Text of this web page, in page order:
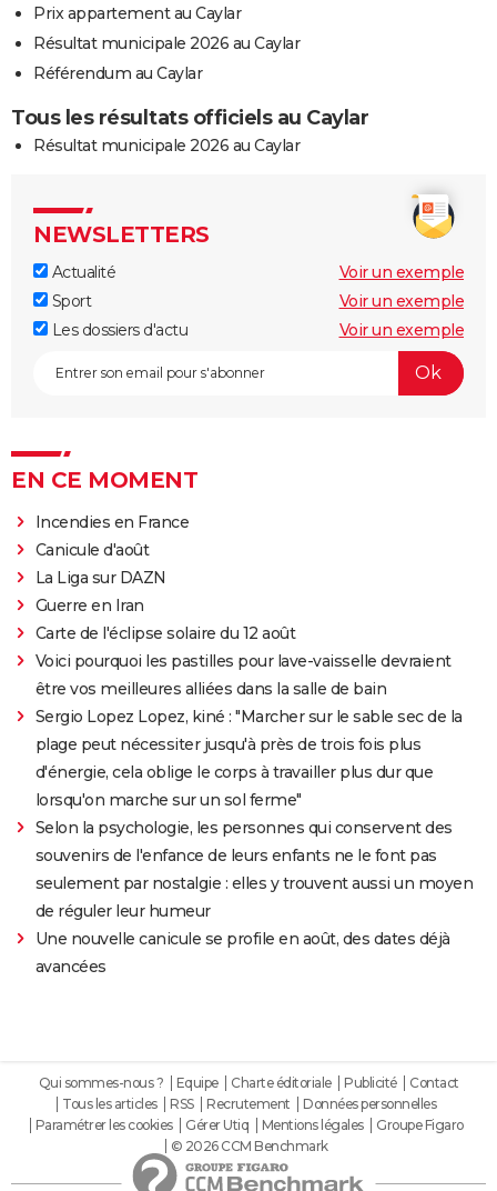
Prix appartement au Caylar
Résultat municipale 2026 au Caylar
Référendum au Caylar
Tous les résultats officiels au Caylar
Résultat municipale 2026 au Caylar
NEWSLETTERS
Actualité
Voir un exemple
Sport
Voir un exemple
Les dossiers d'actu
Voir un exemple
EN CE MOMENT
Incendies en France
Canicule d'août
La Liga sur DAZN
Guerre en Iran
Carte de l'éclipse solaire du 12 août
Voici pourquoi les pastilles pour lave-vaisselle devraient
être vos meilleures alliées dans la salle de bain
Sergio Lopez Lopez, kiné : "Marcher sur le sable sec de la
plage peut nécessiter jusqu'à près de trois fois plus
d'énergie, cela oblige le corps à travailler plus dur que
lorsqu'on marche sur un sol ferme"
Selon la psychologie, les personnes qui conservent des
souvenirs de l'enfance de leurs enfants ne le font pas
seulement par nostalgie : elles y trouvent aussi un moyen
de réguler leur humeur
Une nouvelle canicule se profile en août, des dates déjà
avancées
Qui sommes-nous ? Equipe Charte éditoriale Publicité
Contact
Tous les articles
RSS Recrutement
Données personnelles
Paramétrer les cookies
Gérer Utiq Mentions légales
Groupe Figaro
© 2026 CCM Benchmark